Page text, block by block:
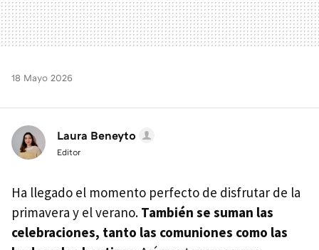
18 Mayo 2026
Laura Beneyto
Editor
Ha llegado el momento perfecto de disfrutar de la
primavera y el verano. También se suman las
celebraciones, tanto las comuniones como las